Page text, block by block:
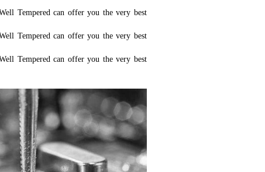
Tempered can offer you the very best
Tempered can offer you the very best
Tempered can offer you the very best